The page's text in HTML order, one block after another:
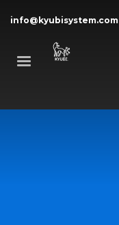
info@kyubisystem.com